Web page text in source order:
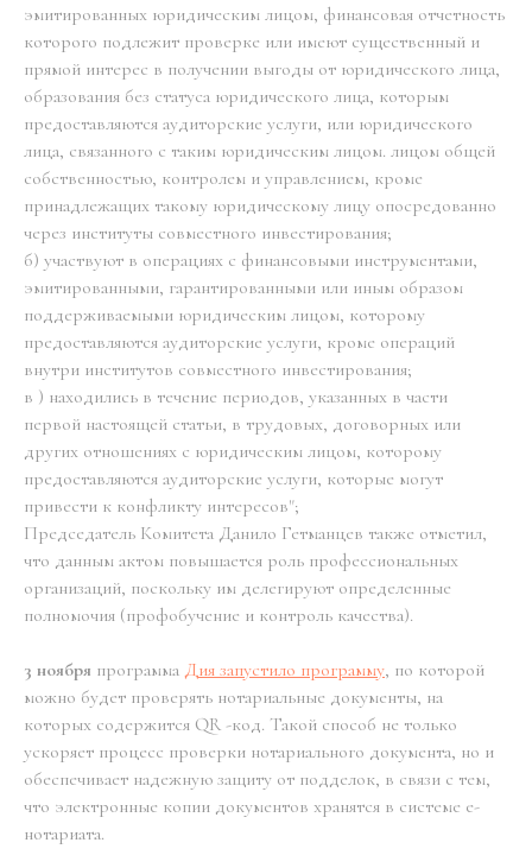
эмитированных юридическим лицом, финансовая отчетность
которого подлежит проверке или имеют существенный и
прямой интерес в получении выгоды от юридического лица,
образования без статуса юридического лица, которым
предоставляются аудиторские услуги, или юридического
лица, связанного с таким юридическим лицом. лицом общей
собственностью, контролем и управлением, кроме
принадлежащих такому юридическому лицу опосредованно
через институты совместного инвестирования;
б) участвуют в операциях с финансовыми инструментами,
эмитированными, гарантированными или иным образом
поддерживаемыми юридическим лицом, которому
предоставляются аудиторские услуги, кроме операций
внутри институтов совместного инвестирования;
в ) находились в течение периодов, указанных в части
первой настоящей статьи, в трудовых, договорных или
других отношениях с юридическим лицом, которому
предоставляются аудиторские услуги, которые могут
привести к конфликту интересов";
Председатель Комитета Данило Гетманцев также отметил,
что данным актом повышается роль профессиональных
организаций, поскольку им делегируют определенные
полномочия (профобучение и контроль качества).
3 ноября программа Дия запустило программу, по которой
можно будет проверять нотариальные документы, на
которых содержится QR -код. Такой способ не только
ускоряет процесс проверки нотариального документа, но и
обеспечивает надежную защиту от подделок, в связи с тем,
что электронные копии документов хранятся в системе е-
нотариата.